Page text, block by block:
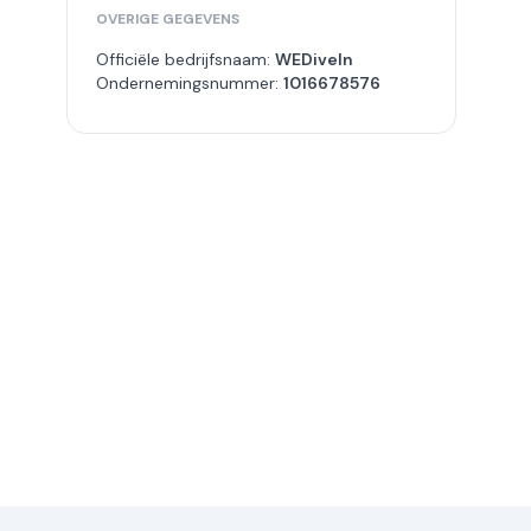
OVERIGE GEGEVENS
Officiële bedrijfsnaam: WEDiveIn
Ondernemingsnummer: 1016678576